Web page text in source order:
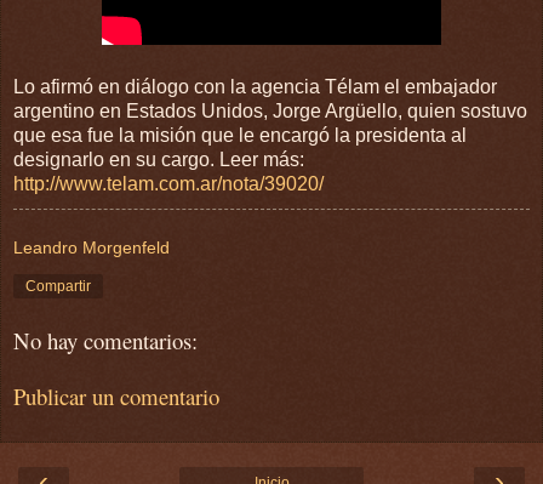
Lo afirmó en diálogo con la agencia Télam el embajador
argentino en Estados Unidos, Jorge Argüello, quien sostuvo
que esa fue la misión que le encargó la presidenta al
designarlo en su cargo. Leer más:
http://www.telam.com.ar/nota/39020/
Leandro Morgenfeld
Compartir
No hay comentarios:
Publicar un comentario